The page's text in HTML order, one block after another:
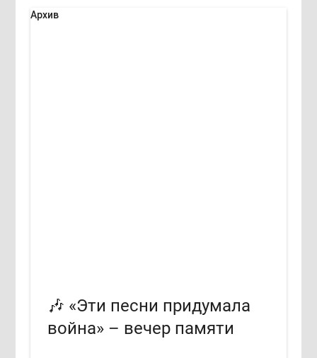
Архив
🎶 «Эти песни придумала
война» – вечер памяти